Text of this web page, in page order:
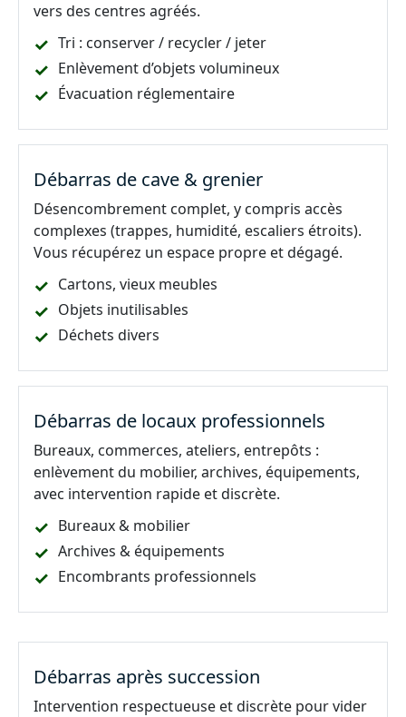
vers des centres agréés.
Tri : conserver / recycler / jeter
Enlèvement d’objets volumineux
Évacuation réglementaire
Débarras de cave & grenier
Désencombrement complet, y compris accès
complexes (trappes, humidité, escaliers étroits).
Vous récupérez un espace propre et dégagé.
Cartons, vieux meubles
Objets inutilisables
Déchets divers
Débarras de locaux professionnels
Bureaux, commerces, ateliers, entrepôts :
enlèvement du mobilier, archives, équipements,
avec intervention rapide et discrète.
Bureaux & mobilier
Archives & équipements
Encombrants professionnels
Débarras après succession
Intervention respectueuse et discrète pour vider